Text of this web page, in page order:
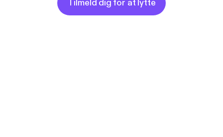
Tilmeld dig for at lytte